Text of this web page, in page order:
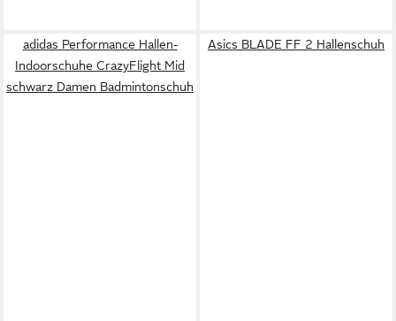
adidas Performance Hallen-
Indoorschuhe CrazyFlight Mid
schwarz Damen Badmintonschuh
Asics BLADE FF 2 Hallenschuh